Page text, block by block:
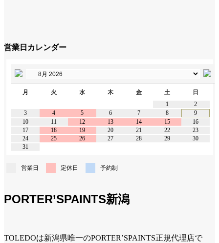
営業日カレンダー
月 火 水 木 金 土
日
1
2
3
4 5 6 7 8
9
10
11 12 13 14 15
16
17
18 19 20 21 22
23
24
25 26 27 28 29
30
31
営業日 定休日 予約制
PORTER’SPAINTS新潟
TOLEDOは新潟県唯一のPORTER’SPAINTS正規代理店で